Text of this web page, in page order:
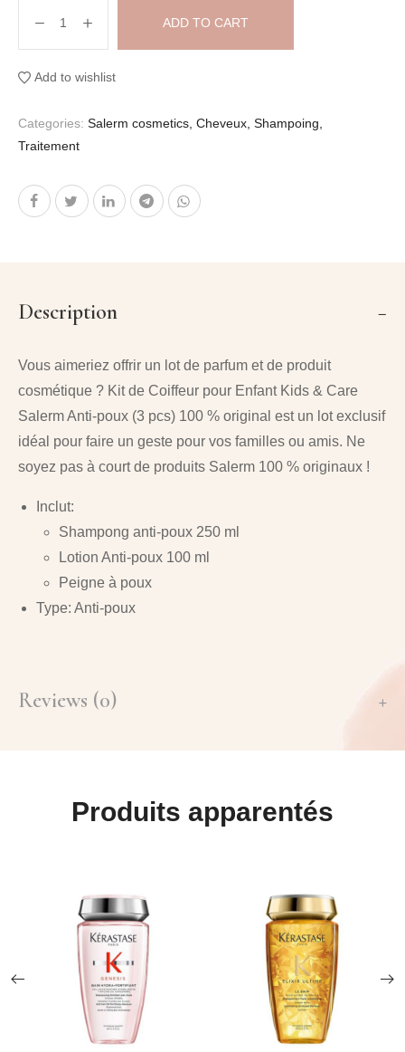
ADD TO CART
Add to wishlist
Categories: Salerm cosmetics Cheveux Shampoing
Traitement
Description
Vous aimeriez offrir un lot de parfum et de produit
cosmétique ? Kit de Coiffeur pour Enfant Kids & Care
Salerm Anti-poux (3 pcs) 100 % original est un lot exclusif
idéal pour faire un geste pour vos familles ou amis. Ne
soyez pas à court de produits Salerm 100 % originaux !
Inclut:
Shampong anti-poux 250 ml
Lotion Anti-poux 100 ml
Peigne à poux
Type: Anti-poux
Reviews (0)
Produits apparentés